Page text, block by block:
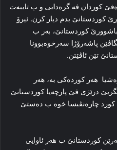
کوردان ڤه‌ گره‌دایی و ب تایبه‌ت
کوردستانێ بدم دیار كرن. ئیرۆ
کوردستانێ، به‌ر ب
پاشه‌رۆژا سه‌رخوه‌بوونا
تێن ئاڤێتن.
هه‌ر کورده‌کی به‌، هه‌ر
درێژی ڤێ پارچەیا كوردستانێ
چاره‌نڤیسا خوه‌ ب ده‌ستێ
کوردستانێ ب هه‌ر ئاوایی